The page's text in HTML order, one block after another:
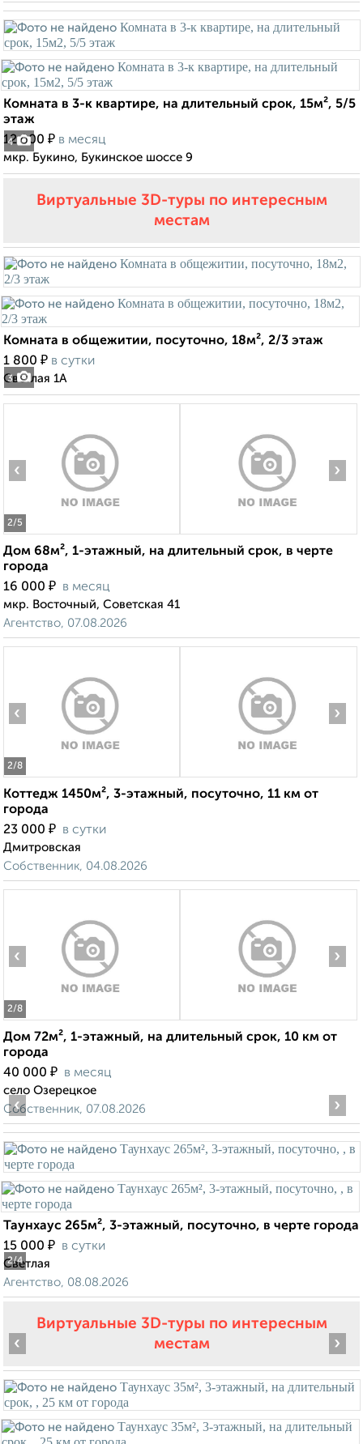
4
Комната в 3-к квартире, на длительный срок, 15м², 5/5
этаж
12 000 ₽ в месяц
мкр. Букино, Букинское шоссе 9
Виртуальные 3D-туры по интересным
местам
3
Комната в общежитии, посуточно, 18м², 2/3 этаж
1 800 ₽ в сутки
Светлая 1А
2/5
‹ ›
Дом 68м², 1-этажный, на длительный срок, в черте
города
16 000 ₽ в месяц
мкр. Восточный, Советская 41
Агентство, 07.08.2026
2/8
‹ ›
Коттедж 1450м², 3-этажный, посуточно, 11 км от
города
23 000 ₽ в сутки
Дмитровская
Собственник, 04.08.2026
2/8
‹ ›
Дом 72м², 1-этажный, на длительный срок, 10 км от
города
40 000 ₽ в месяц
село Озерецкое
Собственник, 07.08.2026
2/4
‹ ›
Таунхаус 265м², 3-этажный, посуточно, в черте города
15 000 ₽ в сутки
Светлая
Агентство, 08.08.2026
Виртуальные 3D-туры по интересным
местам
‹ ›